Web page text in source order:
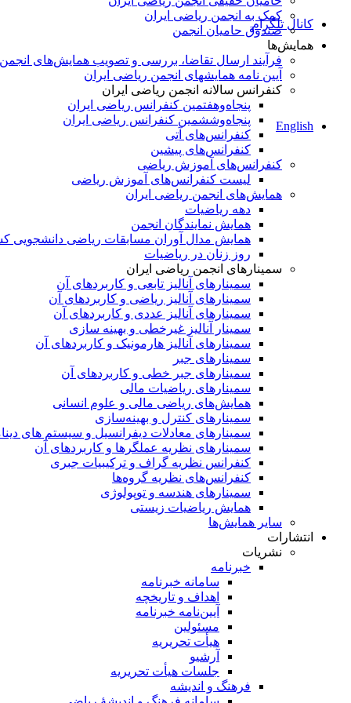
کانال تلگرام
English
کمک به انجمن ریاضی ایران
صندوق حامیان انجمن
همایش‌ها
فرآیند ارسال تقاضا، بررسی و تصویب همایش‌های انجمن
آیین نامه همایشهای انجمن ریاضی ایران
کنفرانس‌ سالانه انجمن ریاضی ایران
پنجاه‌و‌هفتمین کنفرانس ریاضی ایران
پنجاه‌و‌ششمین کنفرانس ریاضی ایران
کنفرانس‌های آتی
کنفرانس‎‌های پیشین
کنفرانس‌های آموزش ریاضی
لیست کنفرانس‌های آموزش ریاضی
همایش‌های انجمن ریاضی ایران
دهه ریاضیات
همایش نمایندگان انجمن
همایش مدال آوران مسابقات ریاضی دانشجویی
روز زنان در ریاضیات
سمینارهای انجمن ریاضی ایران
سمینارهای آنالیز تابعی و کاربردهای آن
سمینارهای آنالیز ریاضی و کاربردهای آن
سمینارهای آنالیز عددی و کاربردهای آن
سمینار آنالیز غیرخطی و بهینه سازی
سمینارهای آنالیز هارمونیک و کاربردهای آن
سمینار‌های جبر
سمینارهای جبر خطی و کاربردهای آن
سمینار‌های ریاضیات مالی
همایش‌های ریاضی مالی و علوم انسانی
سمینارهای کنترل و بهینه‌سازی
سمینارهای معادلات دیفرانسیل و سیستم های
سمینار‌های نظریه عملگرها و کاربردهای آن
کنفرانس نظریه گراف و ترکیبیات جبری
کنفرانس‌های نظریه گروه‌ها
سمینار‌های هندسه و توپولوژی
همایش ریاضیات زیستی
سایر همایش‌ها
انتشارات
نشریات
خبرنامه
سامانه خبرنامه
اهداف و تاریخچه
آیین‌نامه خبرنامه
مسئولین
هیأت تحریریه
آرشیو
جلسات هیأت تحریریه
فرهنگ و اندیشه